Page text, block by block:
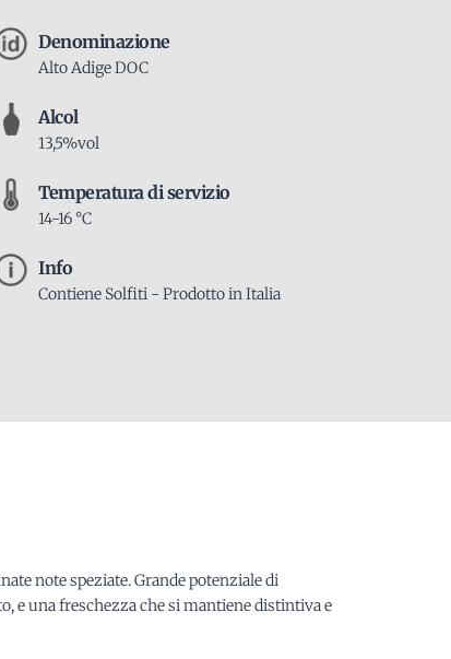
Denominazione
Alto Adige DOC
Alcol
13,5%vol
Temperatura di servizio
14-16 °C
Info
Contiene Solfiti - Prodotto in Italia
note speziate. Grande potenziale di
e una freschezza che si mantiene distintiva e